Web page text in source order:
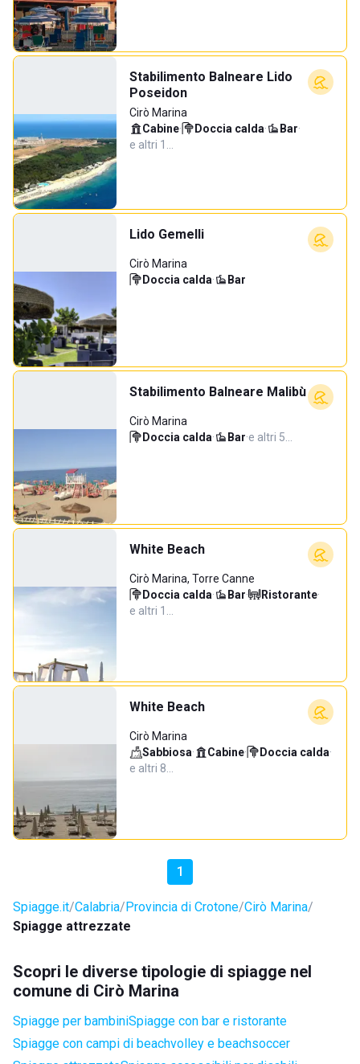
Stabilimento Balneare Lido
Poseidon
Cirò Marina
Cabine· Doccia calda· Bar·
e altri 1…
Lido Gemelli
Cirò Marina
Doccia calda· Bar
Stabilimento Balneare Malibù
Cirò Marina
Doccia calda· Bar·e altri 5…
White Beach
Cirò Marina, Torre Canne
Doccia calda· Bar· Ristorante·
e altri 1…
White Beach
Cirò Marina
Sabbiosa· Cabine· Doccia calda·
e altri 8…
1
Spiagge.it Calabria Provincia di Crotone Cirò Marina
Spiagge attrezzate
Scopri le diverse tipologie di spiagge nel
comune di Cirò Marina
Spiagge per bambiniSpiagge con bar e ristorante
Spiagge con campi di beachvolley e beachsoccer